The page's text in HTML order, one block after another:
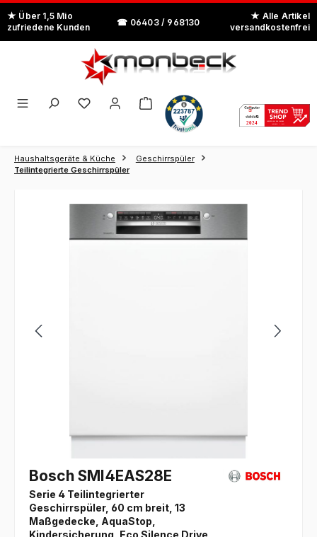
Zum Hauptinhalt springen
Haushaltsgeräte & Küche
Geschirrspüler
Teilintegrierte Geschirrspüler
Bildergalerie überspringen
Bosch SMI4EAS28E
Serie 4 Teilintegrierter
Geschirrspüler, 60 cm breit, 13
Maßgedecke, AquaStop,